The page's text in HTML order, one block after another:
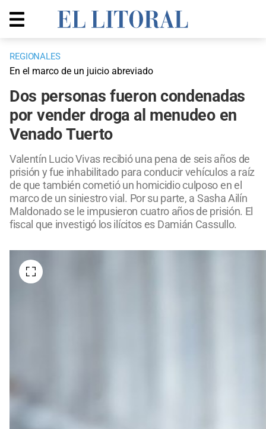
REGIONALES
En el marco de un juicio abreviado
Dos personas fueron condenadas
por vender droga al menudeo en
Venado Tuerto
Valentín Lucio Vivas recibió una pena de seis años de
prisión y fue inhabilitado para conducir vehículos a raíz
de que también cometió un homicidio culposo en el
marco de un siniestro vial. Por su parte, a Sasha Ailín
Maldonado se le impusieron cuatro años de prisión. El
fiscal que investigó los ilícitos es Damián Cassullo.